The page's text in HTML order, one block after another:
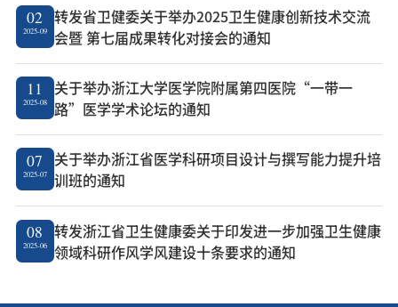
02
2025-09
转发省卫健委关于举办2025卫生健康创新技术交流
会暨 第七届成果转化对接会的通知
11
2025-08
关于举办浙江大学医学院附属第四医院“一带一
路”医学学术论坛的通知
07
2025-07
关于举办浙江省医学科研项目设计与撰写能力提升培
训班的通知
08
2025-06
转发浙江省卫生健康委关于印发进一步加强卫生健康
领域科研作风学风建设十条要求的通知